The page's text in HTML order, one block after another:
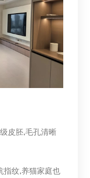
皮胚,毛孔清晰
指纹,养猫家庭也